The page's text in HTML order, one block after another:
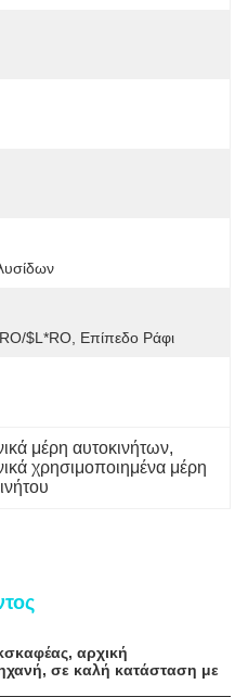
$L*RO, Επίπεδο Ράφι
μέρη αυτοκινήτων,
χρησιμοποιημένα μέρη
αρχική
σε καλή κατάσταση με